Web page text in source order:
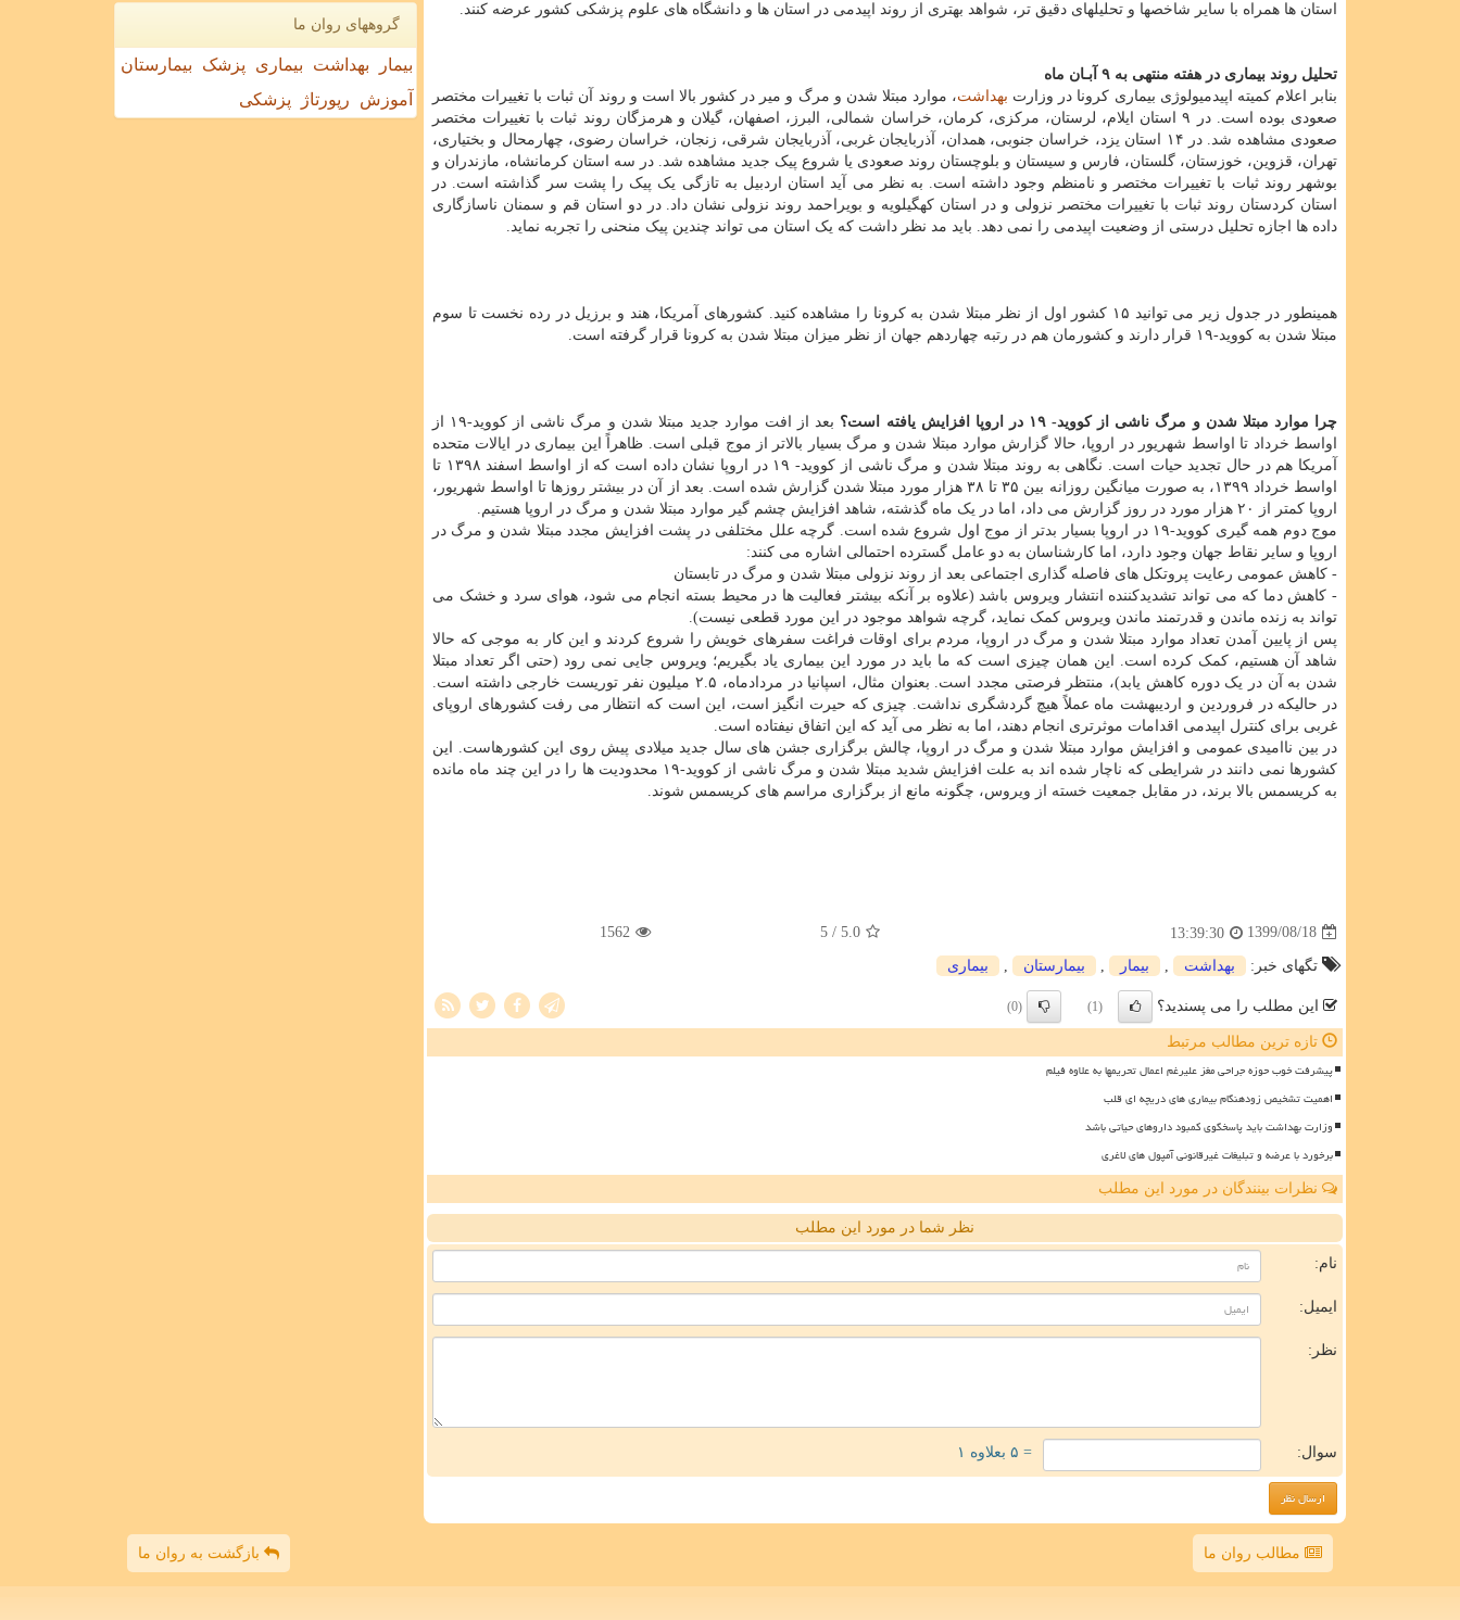
استان ها همراه با سایر شاخصها و تحلیلهای دقیق تر، شواهد بهتری از روند اپیدمی در استان ها و دانشگاه های علوم پزشکی کشور عرضه کنند.
تحلیل روند بیماری در هفته منتهی به ۹ آبـان ماه
بنابر اعلام کمیته اپیدمیولوژی بیماری کرونا در وزارت بهداشت، موارد مبتلا شدن و مرگ و میر در کشور بالا است و روند آن ثبات با تغییرات مختصر
صعودی بوده است. در ۹ استان ایلام، لرستان، مرکزی، کرمان، خراسان شمالی، البرز، اصفهان، گیلان و هرمزگان روند ثبات با تغییرات مختصر
صعودی مشاهده شد. در ۱۴ استان یزد، خراسان جنوبی، همدان، آذربایجان غربی، آذربایجان شرقی، زنجان، خراسان رضوی، چهارمحال و بختیاری،
تهران، قزوین، خوزستان، گلستان، فارس و سیستان و بلوچستان روند صعودی یا شروع پیک جدید مشاهده شد. در سه استان کرمانشاه، مازندران و
بوشهر روند ثبات با تغییرات مختصر و نامنظم وجود داشته است. به نظر می آید استان اردبیل به تازگی یک پیک را پشت سر گذاشته است. در
استان کردستان روند ثبات با تغییرات مختصر نزولی و در استان کهگیلویه و بویراحمد روند نزولی نشان داد. در دو استان قم و سمنان ناسازگاری
داده ها اجازه تحلیل درستی از وضعیت اپیدمی را نمی دهد. باید مد نظر داشت که یک استان می تواند چندین پیک منحنی را تجربه نماید.
همینطور در جدول زیر می توانید ۱۵ کشور اول از نظر مبتلا شدن به کرونا را مشاهده کنید. کشورهای آمریکا، هند و برزیل در رده نخست تا سوم
مبتلا شدن به کووید-۱۹ قرار دارند و کشورمان هم در رتبه چهاردهم جهان از نظر میزان مبتلا شدن به کرونا قرار گرفته است.
چرا موارد مبتلا شدن و مرگ ناشی از کووید- ۱۹ در اروپا افزایش یافته است؟
بعد از افت موارد جدید مبتلا شدن و مرگ ناشی از کووید-۱۹ از
اواسط خرداد تا اواسط شهریور در اروپا، حالا گزارش موارد مبتلا شدن و مرگ بسیار بالاتر از موج قبلی است. ظاهراً این بیماری در ایالات متحده
آمریکا هم در حال تجدید حیات است. نگاهی به روند مبتلا شدن و مرگ ناشی از کووید- ۱۹ در اروپا نشان داده است که از اواسط اسفند ۱۳۹۸ تا
اواسط خرداد ۱۳۹۹، به صورت میانگین روزانه بین ۳۵ تا ۳۸ هزار مورد مبتلا شدن گزارش شده است. بعد از آن در بیشتر روزها تا اواسط شهریور،
اروپا کمتر از ۲۰ هزار مورد در روز گزارش می داد، اما در یک ماه گذشته، شاهد افزایش چشم گیر موارد مبتلا شدن و مرگ در اروپا هستیم.
موج دوم همه گیری کووید-۱۹ در اروپا بسیار بدتر از موج اول شروع شده است. گرچه علل مختلفی در پشت افزایش مجدد مبتلا شدن و مرگ در
اروپا و سایر نقاط جهان وجود دارد، اما کارشناسان به دو عامل گسترده احتمالی اشاره می کنند:
- کاهش عمومی رعایت پروتکل های فاصله گذاری اجتماعی بعد از روند نزولی مبتلا شدن و مرگ در تابستان
- کاهش دما که می تواند تشدیدکننده انتشار ویروس باشد (علاوه بر آنکه بیشتر فعالیت ها در محیط بسته انجام می شود، هوای سرد و خشک می
تواند به زنده ماندن و قدرتمند ماندن ویروس کمک نماید، گرچه شواهد موجود در این مورد قطعی نیست).
پس از پایین آمدن تعداد موارد مبتلا شدن و مرگ در اروپا، مردم برای اوقات فراغت سفرهای خویش را شروع کردند و این کار به موجی که حالا
شاهد آن هستیم، کمک کرده است. این همان چیزی است که ما باید در مورد این بیماری یاد بگیریم؛ ویروس جایی نمی رود (حتی اگر تعداد مبتلا
شدن به آن در یک دوره کاهش یابد)، منتظر فرصتی مجدد است. بعنوان مثال، اسپانیا در مردادماه، ۲.۵ میلیون نفر توریست خارجی داشته است.
در حالیکه در فروردین و اردیبهشت ماه عملاً هیچ گردشگری نداشت. چیزی که حیرت انگیز است، این است که انتظار می رفت کشورهای اروپای
غربی برای کنترل اپیدمی اقدامات موثرتری انجام دهند، اما به نظر می آید که این اتفاق نیفتاده است.
در بین ناامیدی عمومی و افزایش موارد مبتلا شدن و مرگ در اروپا، چالش برگزاری جشن های سال جدید میلادی پیش روی این کشورهاست. این
کشورها نمی دانند در شرایطی که ناچار شده اند به علت افزایش شدید مبتلا شدن و مرگ ناشی از کووید-۱۹ محدودیت ها را در این چند ماه مانده
به کریسمس بالا برند، در مقابل جمعیت خسته از ویروس، چگونه مانع از برگزاری مراسم های کریسمس شوند.
1399/08/18
13:39:30
5.0
/ 5
1562
تگهای خبر: بهداشت بیمار بیمارستان بیماری
این مطلب را می پسندید؟ (1)
(0)
تازه ترین مطالب مرتبط
پیشرفت خوب حوزه جراحی مغز علیرغم اعمال تحریمها به علاوه فیلم
اهمیت تشخیص زودهنگام بیماری های دریچه ای قلب
وزارت بهداشت باید پاسخگوی کمبود داروهای حیاتی باشد
برخورد با عرضه و تبلیغات غیرقانونی آمپول های لاغری
نظرات بینندگان در مورد این مطلب
نظر شما در مورد این مطلب
نام:
ایمیل:
نظر:
سوال: = ۵ بعلاوه ۱
گروههای روان ما
بیمار بهداشت بیماری پزشک
بیمارستان
آموزش
رپورتاژ پزشکی
مطالب روان ما بازگشت به روان ما